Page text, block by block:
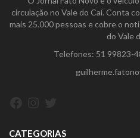
circulação no Vale do Caí. Conta
mais 25.000 pessoas e cobre o
do Vale
Telefones: 51 99823-
CATEGORIAS